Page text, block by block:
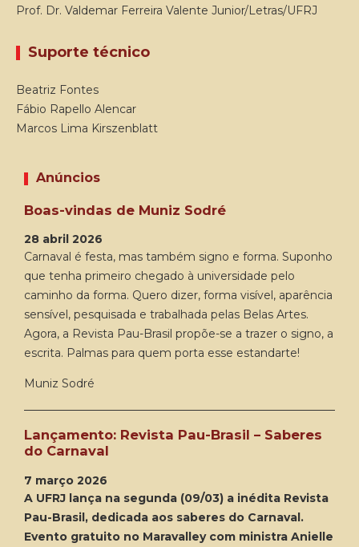
Prof. Dr. Valdemar Ferreira Valente Junior/Letras/UFRJ
Suporte técnico
Beatriz Fontes
Fábio Rapello Alencar
Marcos Lima Kirszenblatt
Anúncios
Boas-vindas de Muniz Sodré
28 abril 2026
Carnaval é festa, mas também signo e forma. Suponho
que tenha primeiro chegado à universidade pelo
caminho da forma. Quero dizer, forma visível, aparência
sensível, pesquisada e trabalhada pelas Belas Artes.
Agora, a Revista Pau-Brasil propõe-se a trazer o signo, a
escrita. Palmas para quem porta esse estandarte!
Muniz Sodré
Lançamento: Revista Pau-Brasil – Saberes
do Carnaval
7 março 2026
A UFRJ lança na segunda (09/03) a inédita Revista
Pau-Brasil, dedicada aos saberes do Carnaval.
Evento gratuito no Maravalley com ministra Anielle